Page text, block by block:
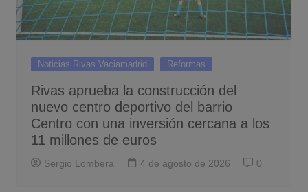
Noticias Rivas Vaciamadrid Reformas
Rivas aprueba la construcción del
nuevo centro deportivo del barrio
Centro con una inversión cercana a los
11 millones de euros
Sergio Lombera 4 de agosto de 2026 0